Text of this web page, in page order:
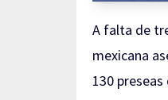
A falta de
mexicana
130